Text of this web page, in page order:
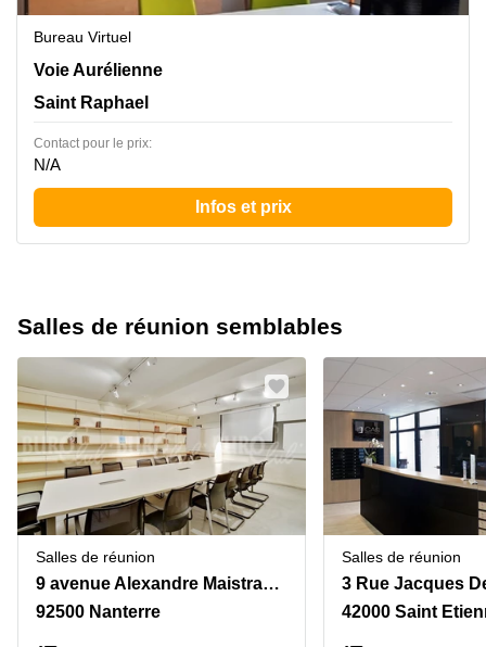
Bureau Virtuel
Voie Aurélienne, Saint Raphael
Voie Aurélienne
Saint Raphael
Contact pour le prix:
N/A
Infos et prix
Salles de réunion semblables
Salles de réunion
9 avenue Alexandre Maistrasse
92500 Nanterre
Salles de réunion
3 Rue Jacques
42000 Saint